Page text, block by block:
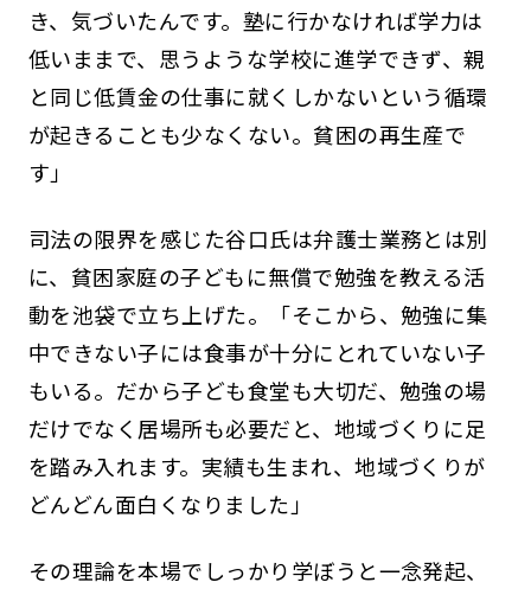
き、気づいたんです。塾に行かなければ学力は
低いままで、思うような学校に進学できず、親
と同じ低賃金の仕事に就くしかないという循環
が起きることも少なくない。貧困の再生産で
す」
司法の限界を感じた谷口氏は弁護士業務とは別
に、貧困家庭の子どもに無償で勉強を教える活
動を池袋で立ち上げた。「そこから、勉強に集
中できない子には食事が十分にとれていない子
もいる。だから子ども食堂も大切だ、勉強の場
だけでなく居場所も必要だと、地域づくりに足
を踏み入れます。実績も生まれ、地域づくりが
どんどん面白くなりました」
その理論を本場でしっかり学ぼうと一念発起、